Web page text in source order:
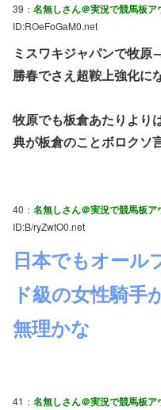
39： 名無しさん＠実況で競馬板ア
ID:ROeFoGaM0.net
ミスワキジャパンで牧
勝春でさえ超鞍上強化に
牧原でも板倉あたりより
典が板倉のことボロクソ
40： 名無しさん＠実況で競馬板ア
ID:B/ryZwtO0.net
日本でもオール
ド級の女性騎手
無理かな
41： 名無しさん＠実況で競馬板ア